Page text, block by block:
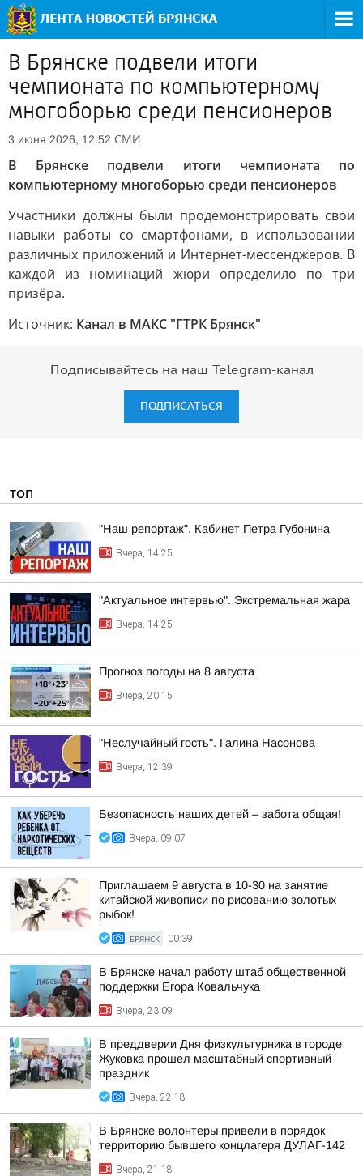
В Брянске подвели итоги
чемпионата по компьютерному
многоборью среди пенсионеров
3 июня 2026, 12:52 СМИ
В Брянске подвели итоги чемпионата по
компьютерному многоборью среди пенсионеров
Участники должны были продемонстрировать свои
навыки работы со смартфонами, в использовании
различных приложений и Интернет-мессенджеров. В
каждой из номинаций жюри определило по три
призёра.
Источник: Канал в МАКС "ГТРК Брянск"
Подписывайтесь на наш Telegram-канал
ПОДПИСАТЬСЯ
ТОП
"Наш репортаж". Кабинет Петра Губонина
Вчера, 14:25
"Актуальное интервью". Экстремальная жара
Вчера, 14:25
Прогноз погоды на 8 августа
Вчера, 20:15
"Неслучайный гость". Галина Насонова
Вчера, 12:39
Безопасность наших детей – забота общая!
Вчера, 09:07
Приглашаем 9 августа в 10-30 на занятие
китайской живописи по рисованию золотых
рыбок!
БРЯНСК 00:39
В Брянске начал работу штаб общественной
поддержки Егора Ковальчука
Вчера, 23:09
В преддверии Дня физкультурника в городе
Жуковка прошел масштабный спортивный
праздник
Вчера, 22:18
В Брянске волонтеры привели в порядок
территорию бывшего концлагеря ДУЛАГ-142
Вчера, 21:18